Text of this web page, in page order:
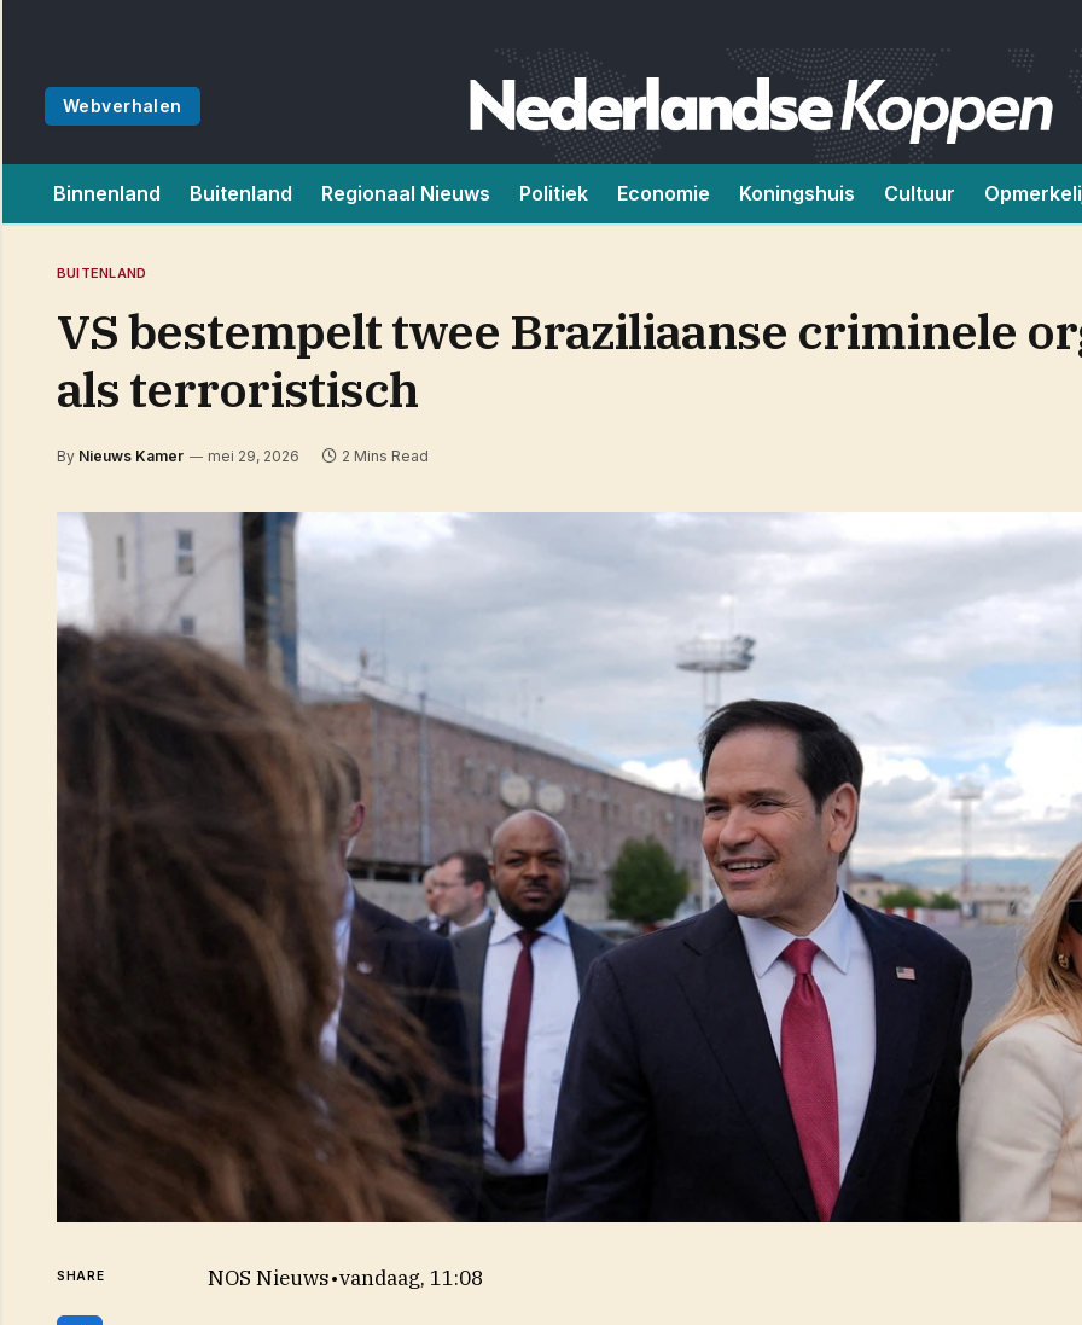
Webverhalen
Binnenland Buitenland Regionaal Nieuws Politiek Economie Koningshuis Cultuur
BUITENLAND
VS bestempelt twee Braziliaanse criminele
als terroristisch
By Nieuws Kamer mei 29, 2026 2 Mins Read
SHARE NOS Nieuws•vandaag, 11:08